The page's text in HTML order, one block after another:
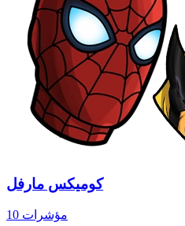
كوميكس مارفل
10 مؤشرات